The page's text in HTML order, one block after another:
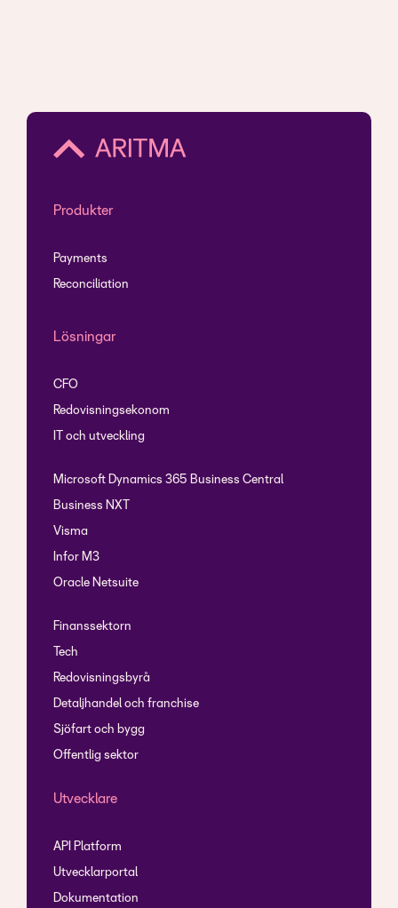
Produkter
Payments
Reconciliation
Lösningar
CFO
Redovisningsekonom
IT och utveckling
Microsoft Dynamics 365 Business Central
Business NXT
Visma
Infor M3
Oracle Netsuite
Finanssektorn
Tech
Redovisningsbyrå
Detaljhandel och franchise
Sjöfart och bygg
Offentlig sektor
Utvecklare
API Platform
Utvecklarportal
Dokumentation